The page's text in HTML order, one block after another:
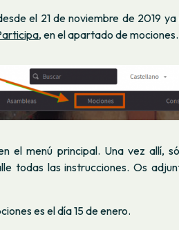
el 21 de noviembre de 2019
, en el apartado de mociones.
el menú principal. Una vez allí,
todas las instrucciones. Os
es el día 15 de enero.